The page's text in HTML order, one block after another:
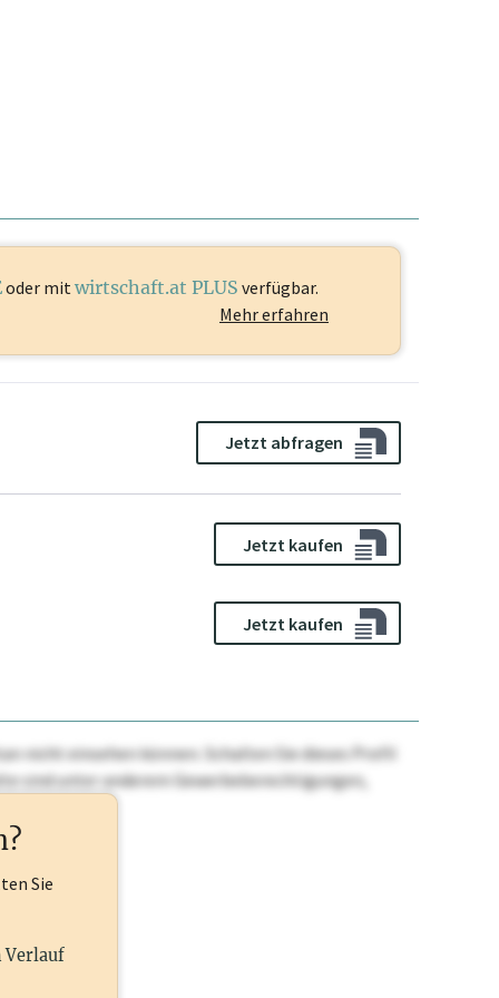
oder mit wirtschaft.at PLUS verfügbar.
Mehr erfahren
Jetzt abfragen
Jetzt kaufen
Jetzt kaufen
nicht einsehen können. Schalten Sie dieses Profil
sind unter anderem Gewerbeberechtigungen,
Sie
Verlauf